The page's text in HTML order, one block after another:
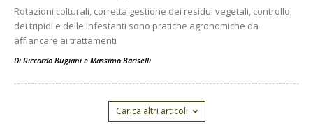
Rotazioni colturali, corretta gestione dei residui vegetali, controllo
dei tripidi e delle infestanti sono pratiche agronomiche da
affiancare ai trattamenti
Di Riccardo Bugiani e Massimo Bariselli
Carica altri articoli